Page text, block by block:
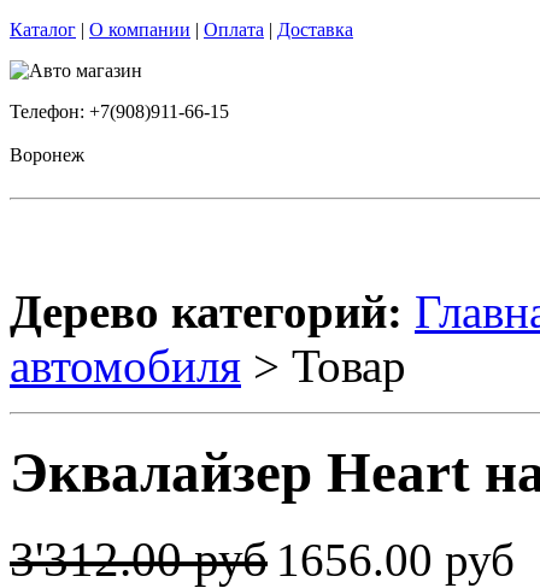
Каталог | О компании | Оплата | Доставка
Телефон: +7(908)911-66-15
Воронеж
Дерево категорий:
автомобиля > Товар
Эквалайзер Heart
3'312.00 руб 1656.00 руб